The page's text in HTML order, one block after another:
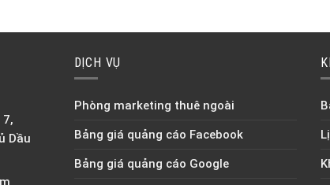
Dầu
DỊCH VỤ
Phòng marketing thuê ngoài
Bảng giá quảng cáo Facebook
Bảng giá quảng cáo Google